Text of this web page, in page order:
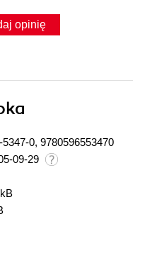
opinię
0, 9780596553470
09-29